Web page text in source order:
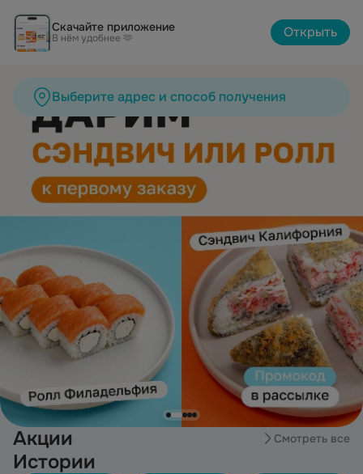
Скачайте приложение
В нём удобнее 🫶 Открыть
Выберите адрес и способ получения
Акции Смотреть все
Истории